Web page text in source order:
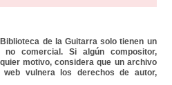
de la Guitarra solo tienen un
comercial. Si algún compositor,
motivo, considera que un archivo
vulnera los derechos de autor,